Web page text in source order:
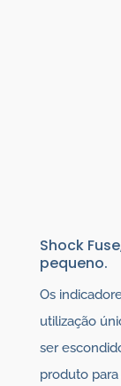
Shock
pequeno.
Os
utilização
ser
produto